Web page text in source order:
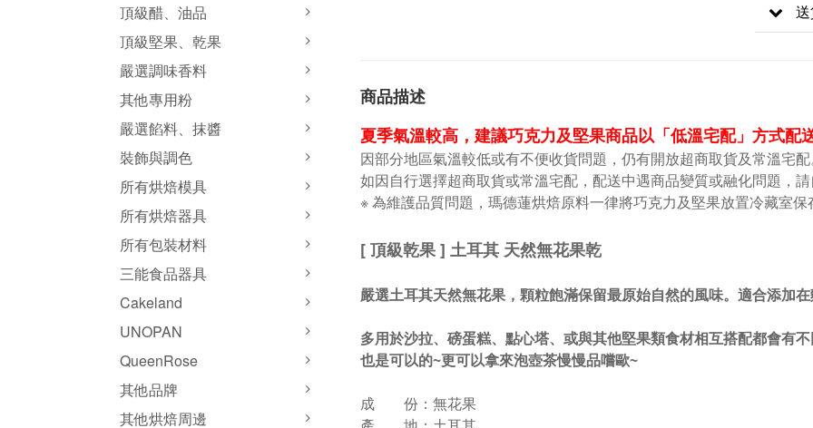
頂級醋、油品
頂級堅果、乾果
嚴選調味香料
其他專用粉
嚴選餡料、抹醬
裝飾與調色
所有烘焙模具
所有烘焙器具
所有包裝材料
三能食品器具
Cakeland
UNOPAN
QueenRose
其他品牌
其他烘焙周邊
商品描述
夏季氣溫較高，建議巧克力及堅果商品以「低溫宅配」方式配
因部分地區氣溫較低或有不便收貨問題，仍有開放超商取貨及常溫宅配
如因自行選擇超商取貨或常溫宅配，配送中遇商品變質或融化問題，
※ 為維護品質問題，瑪德蓮烘焙原料一律將巧克力及堅果放置冷藏室保
[ 頂級乾果 ] 土耳其 天然無花果乾
嚴選土耳其天然無花果，顆粒飽滿保留最原始自然的風味。適合添加在
多用於沙拉、磅蛋糕、點心塔、或與其他堅果類食材相互搭配都會有
也是可以的~更可以拿來泡壺茶慢慢品嚐歐~
成 份：無花果